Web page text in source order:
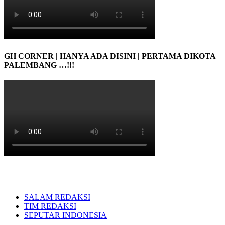
GH CORNER | HANYA ADA DISINI | PERTAMA DIKOTA
PALEMBANG …!!!
SALAM REDAKSI
TIM REDAKSI
SEPUTAR INDONESIA